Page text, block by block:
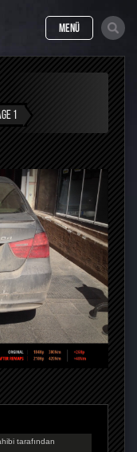
MENÜ
1
tarafından